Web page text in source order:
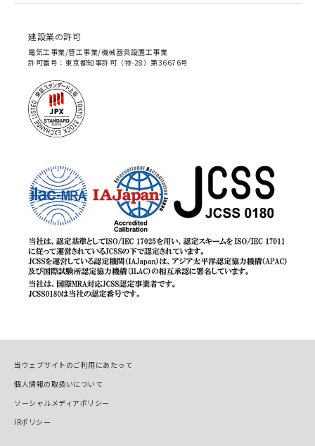
建設業の許可
電気工事業/管工事業/機械器具設置工事業
許可番号：東京都知事許可（特-28）第36676号
当ウェブサイトのご利用にあたって
個人情報の取扱いについて
ソーシャルメディアポリシー
IRポリシー